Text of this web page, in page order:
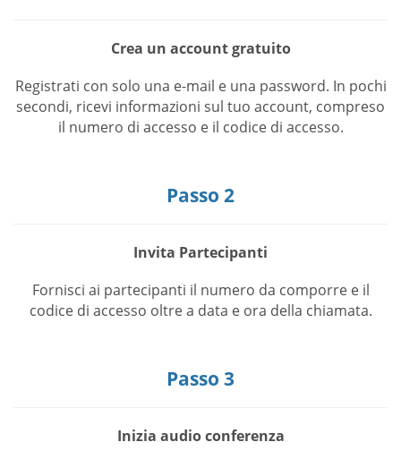
Crea un account gratuito
Registrati con solo una e-mail e una password. In pochi
secondi, ricevi informazioni sul tuo account, compreso
il numero di accesso e il codice di accesso.
Passo 2
Invita Partecipanti
Fornisci ai partecipanti il numero da comporre e il
codice di accesso oltre a data e ora della chiamata.
Passo 3
Inizia audio conferenza